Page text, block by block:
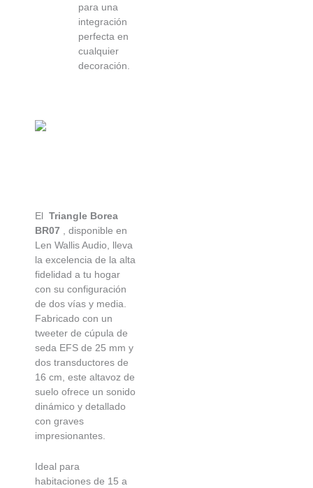
para una
integración
perfecta en
cualquier
decoración.
El Triangle Borea
BR07 , disponible en
Len Wallis Audio, lleva
la excelencia de la alta
fidelidad a tu hogar
con su configuración
de dos vías y media.
Fabricado con un
tweeter de cúpula de
seda EFS de 25 mm y
dos transductores de
16 cm, este altavoz de
suelo ofrece un sonido
dinámico y detallado
con graves
impresionantes.
Ideal para
habitaciones de 15 a